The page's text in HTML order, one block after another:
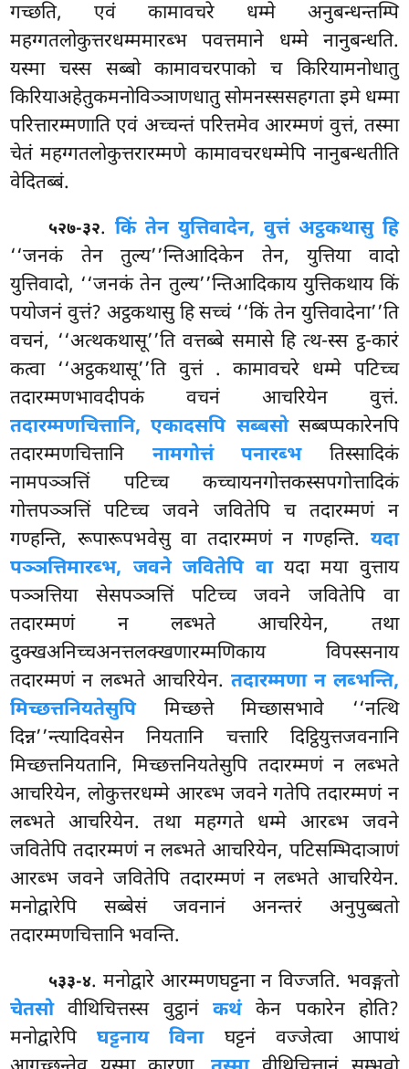
गच्छति, एवं कामावचरे धम्मे अनुबन्धन्तम्पि
महग्गतलोकुत्तरधम्ममारब्भ पवत्तमाने धम्मे नानुबन्धति.
यस्मा चस्स सब्बो कामावचरपाको च किरियामनोधातु
किरियाअहेतुकमनोविञ्ञाणधातु सोमनस्ससहगता इमे धम्मा
परित्तारम्मणाति एवं अच्चन्तं परित्तमेव आरम्मणं वुत्तं, तस्मा
चेतं महग्गतलोकुत्तरारम्मणे कामावचरधम्मेपि नानुबन्धतीति
वेदितब्बं.
५२७-३२. किं तेन युत्तिवादेन, वुत्तं अट्ठकथासु हि
‘‘जनकं तेन तुल्य’’न्तिआदिकेन तेन, युत्तिया वादो
युत्तिवादो, ‘‘जनकं तेन तुल्य’’न्तिआदिकाय युत्तिकथाय किं
पयोजनं वुत्तं? अट्ठकथासु हि सच्चं ‘‘किं तेन युत्तिवादेना’’ति
वचनं, ‘‘अत्थकथासू’’ति वत्तब्बे समासे हि त्थ-स्स ट्ठ-कारं
कत्वा ‘‘अट्ठकथासू’’ति वुत्तं . कामावचरे धम्मे पटिच्च
तदारम्मणभावदीपकं वचनं आचरियेन वुत्तं.
तदारम्मणचित्तानि, एकादसपि सब्बसोसब्बप्पकारेनपि
तदारम्मणचित्तानि नामगोत्तं पनारब्भतिस्सादिकं
नामपञ्ञत्तिं पटिच्च कच्चायनगोत्तकस्सपगोत्तादिकं
गोत्तपञ्ञत्तिं पटिच्च जवने जवितेपि च तदारम्मणं न
गण्हन्ति, रूपारूपभवेसु वा तदारम्मणं न गण्हन्ति. यदा
पञ्ञत्तिमारब्भ, जवने जवितेपि वायदा मया वुत्ताय
पञ्ञत्तिया सेसपञ्ञत्तिं पटिच्च जवने जवितेपि वा
तदारम्मणं न लब्भते आचरियेन, तथा
दुक्खअनिच्चअनत्तलक्खणारम्मणिकाय विपस्सनाय
तदारम्मणं न लब्भते आचरियेन. तदारम्मणा न लब्भन्ति,
मिच्छत्तनियतेसुपिमिच्छत्ते मिच्छासभावे ‘‘नत्थि
दिन्न’’न्त्यादिवसेन नियतानि चत्तारि दिट्ठियुत्तजवनानि
मिच्छत्तनियतानि, मिच्छत्तनियतेसुपि तदारम्मणं न लब्भते
आचरियेन, लोकुत्तरधम्मे आरब्भ जवने गतेपि तदारम्मणं न
लब्भते आचरियेन. तथा महग्गते धम्मे आरब्भ जवने
जवितेपि तदारम्मणं न लब्भते आचरियेन, पटिसम्भिदाञाणं
आरब्भ जवने जवितेपि तदारम्मणं न लब्भते आचरियेन.
मनोद्वारेपि सब्बेसं जवनानं अनन्तरं अनुपुब्बतो
तदारम्मणचित्तानि भवन्ति.
५३३-४. मनोद्वारे आरम्मणघट्टना न विज्जति. भवङ्गतो
चेतसोवीथिचित्तस्स वुट्ठानं कथंकेन पकारेन होति?
मनोद्वारेपिघट्टनाय विनाघट्टनं वज्जेत्वा आपाथं